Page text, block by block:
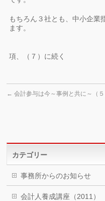
もちろん３社とも、中小企業
ます。
項、（７）に続く
← 会計参与は今～事例と共に～（５
カテゴリー
事務所からのお知らせ
会計人養成講座（2011）